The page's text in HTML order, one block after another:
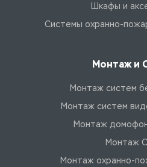
Шкафы и
Системы охранно-
Монтаж и
Монтаж систем
Монтаж систем
Монтаж
Монтаж
Монтаж охранно-